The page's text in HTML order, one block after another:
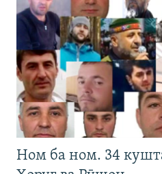
Ном ба ном. 34